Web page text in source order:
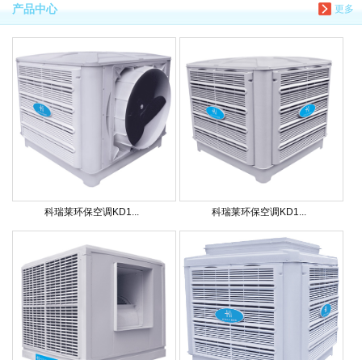
更多
产品中心
科瑞莱环保空调KD1... 科瑞莱环保空调KD1...